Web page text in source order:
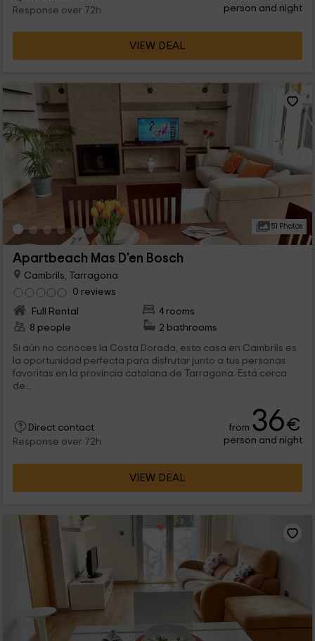
Response over 72h
person and night
VIEW DEAL
51 Photos
Apartbeach Mas D'en Bosch
Cambrils, Tarragona
0 reviews
Full Rental
4 rooms
8 people
2 bathrooms
Si aún no conoces la Costa Dorada, esta casa en Cambrils es
la oportunidad perfecta para disfrutar junto a tus personas
favoritas en la provincia catalana de Tarragona. Está cerca
de...
Direct contact
Response over 72h
from 36€
person and night
VIEW DEAL